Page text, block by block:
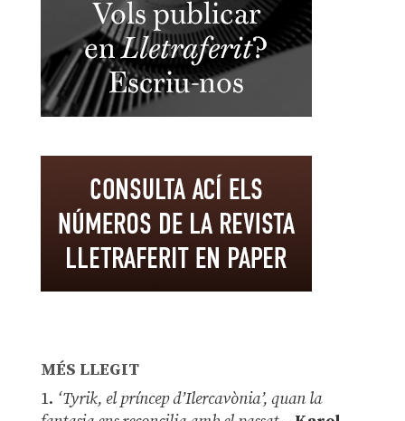
MÉS LLEGIT
1. ‘Tyrik, el príncep d’Ilercavònia’, quan la